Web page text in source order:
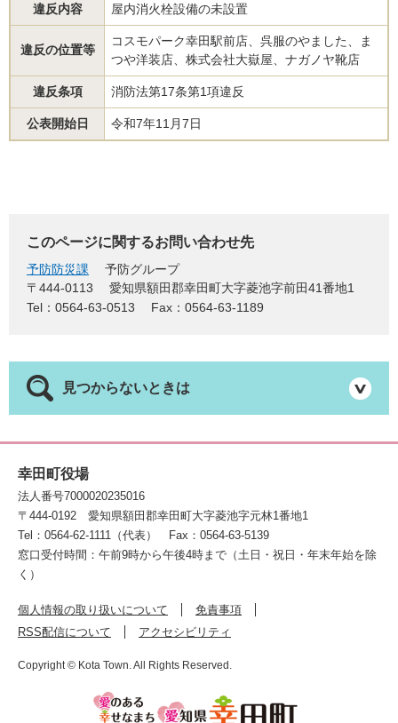
違反内容 屋内消火栓設備の未設置
違反の位置等
コスモパーク幸田駅前店、呉服のやました、ま
つや洋装店、株式会社大嶽屋、ナガノヤ靴店
違反条項 消防法第17条第1項違反
公表開始日 令和7年11月7日
このページに関するお問い合わせ先
予防防災課
予防グループ
〒444-0113
愛知県額田郡幸田町大字菱池字前田41番地1
Tel：0564-63-0513
Fax：0564-63-1189
見つからないときは
幸田町役場
法人番号7000020235016
〒444-0192
愛知県額田郡幸田町大字菱池字元林1番地1
Tel：0564-62-1111（代表）
Fax：0564-63-5139
窓口受付時間：午前9時から午後4時まで（土日・祝日・年末年始を除
く）
個人情報の取り扱いについて
免責事項
RSS配信について
アクセシビリティ
Copyright © Kota Town. All Rights Reserved.